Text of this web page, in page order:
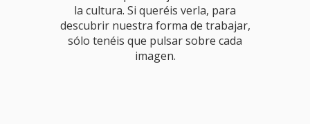
la cultura. Si queréis verla, para
descubrir nuestra forma de trabajar,
sólo tenéis que pulsar sobre cada
imagen.